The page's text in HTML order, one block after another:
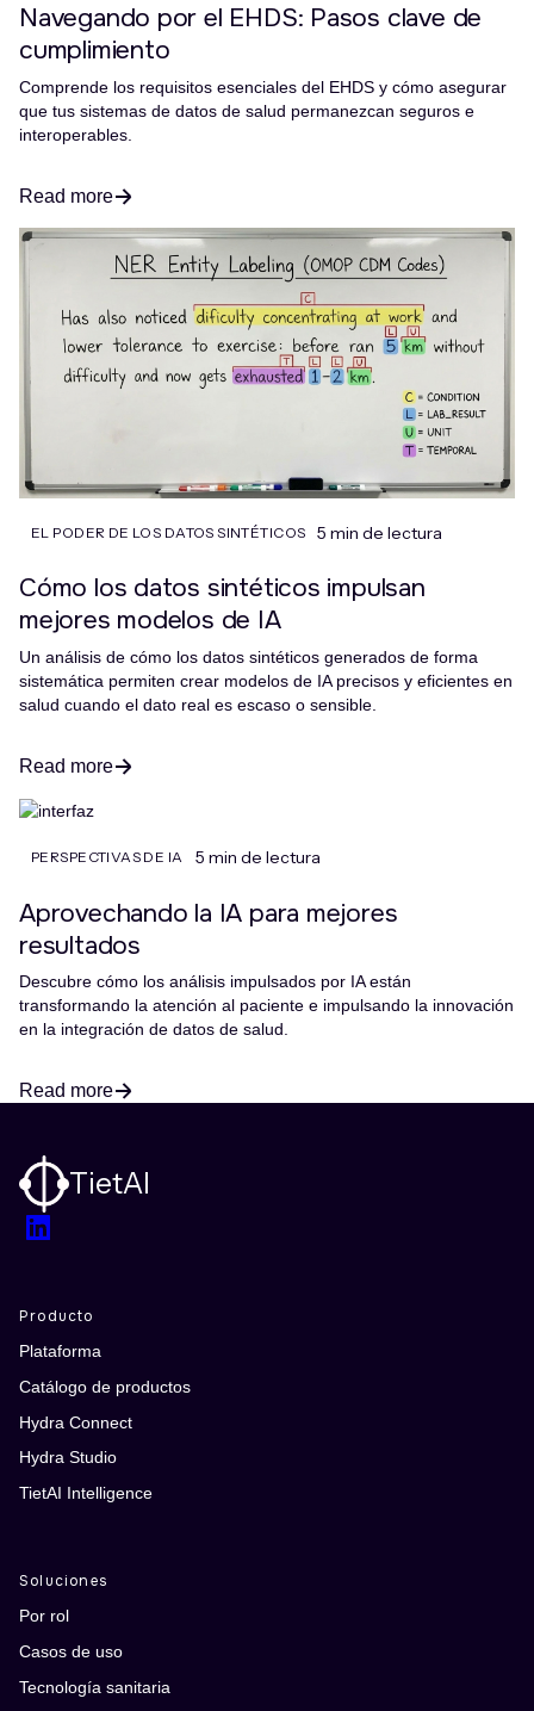
Navegando por el EHDS: Pasos clave de
cumplimiento
Comprende los requisitos esenciales del EHDS y cómo asegurar
que tus sistemas de datos de salud permanezcan seguros e
interoperables.
Read more
EL PODER DE LOS DATOS SINTÉTICOS 5 min de lectura
Cómo los datos sintéticos impulsan
mejores modelos de IA
Un análisis de cómo los datos sintéticos generados de forma
sistemática permiten crear modelos de IA precisos y eficientes en
salud cuando el dato real es escaso o sensible.
Read more
PERSPECTIVAS DE IA 5 min de lectura
Aprovechando la IA para mejores
resultados
Descubre cómo los análisis impulsados por IA están
transformando la atención al paciente e impulsando la innovación
en la integración de datos de salud.
Read more
TietAI
LinkedIn
Producto
Plataforma
Catálogo de productos
Hydra Connect
Hydra Studio
TietAI Intelligence
Soluciones
Por rol
Casos de uso
Tecnología sanitaria